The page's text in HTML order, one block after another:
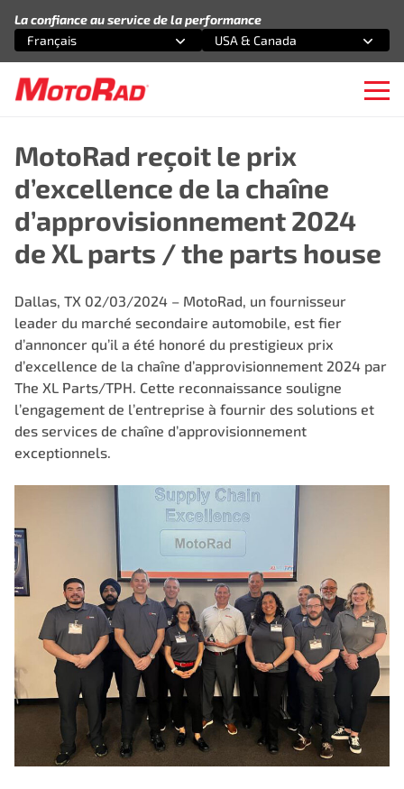
La confiance au service de la performance
Sélectionnez une option
Français
Sélectionnez une option
USA & Canada
MotoRad reçoit le prix
d’excellence de la chaîne
d’approvisionnement 2024
de XL parts / the parts house
Dallas, TX 02/03/2024 – MotoRad, un fournisseur
leader du marché secondaire automobile, est fier
d’annoncer qu’il a été honoré du prestigieux prix
d’excellence de la chaîne d’approvisionnement 2024 par
The XL Parts/TPH. Cette reconnaissance souligne
l’engagement de l’entreprise à fournir des solutions et
des services de chaîne d’approvisionnement
exceptionnels.